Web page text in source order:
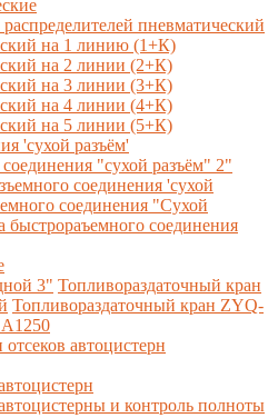
пневматический
на 1 линию (1+К)
на 2 линии (2+К)
на 3 линии (3+К)
на 4 линии (4+К)
на 5 линии (5+К)
'сухой разъём'
"сухой разъём" 2"
соединения 'сухой
соединения "Сухой
соединения
3" Топливораздаточный кран
Топливораздаточный кран ZYQ-
автоцистерн
и контроль полноты